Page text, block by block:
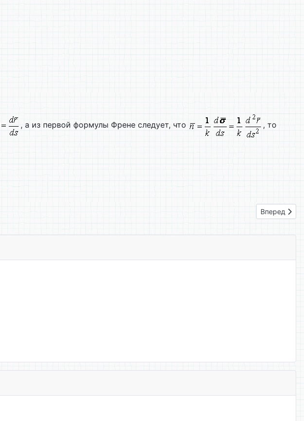
, а из первой формулы Френе следует, что , то
Следующий:
Вперед